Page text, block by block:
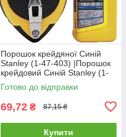
Порошок крейдяної Синій
Stanley (1-47-403) |Порошок
крейдовий Синій Stanley (1-
47-403)
Готово до відправки
69,72 ₴ 87,15 ₴
Купити